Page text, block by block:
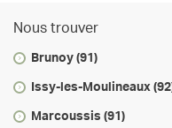
Nous trouver
Brunoy (91)
Issy-les-Moulineaux
Marcoussis (91)